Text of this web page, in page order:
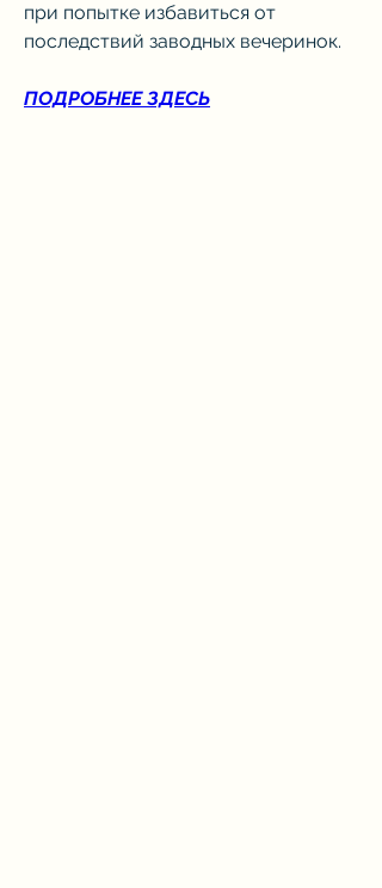
при попытке избавиться от
последствий заводных вечеринок.
ПОДРОБНЕЕ ЗДЕСЬ